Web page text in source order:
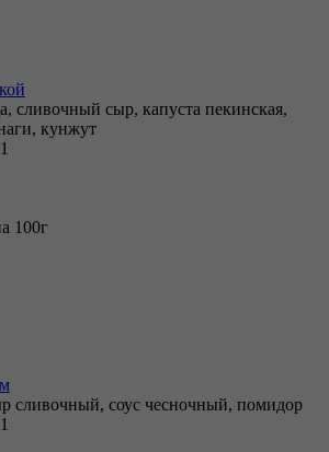
сливочный сыр, капуста пекинская,
кунжут
100г
сливочный, соус чесночный, помидор